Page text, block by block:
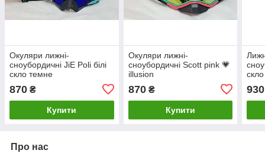
Окуляри лижні-
сноубордичні JiE Poli білі
скло темне
870 ₴
Купити
Окуляри лижні-
сноубордичні Scott pink 💗
illusion
870₴
Купити
930
Про нас